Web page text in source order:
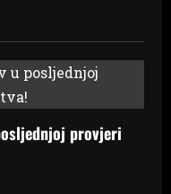
provjeri